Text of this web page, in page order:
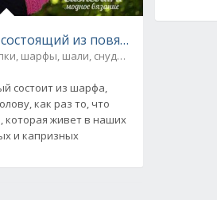
из повязки, шарфа и
шарфы, шали, снуды и палантины /
состоит из шарфа,
как раз то, что
которая живет в наших
и капризных